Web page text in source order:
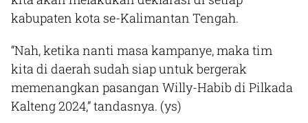
kabupaten kota se-Kalimantan Tengah.
“Nah, ketika nanti masa kampanye, maka tim
kita di daerah sudah siap untuk bergerak
memenangkan pasangan Willy-Habib di Pilkada
Kalteng 2024,” tandasnya. (ys)